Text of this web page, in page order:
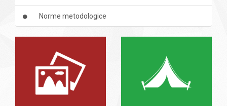
Norme metodologice